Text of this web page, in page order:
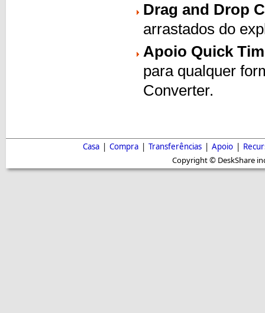
Drag and Drop
arrastados do
Apoio Quick
para qualquer
Converter.
Casa | Compra | Transferências | Apoio |
Copyright © DeskShare